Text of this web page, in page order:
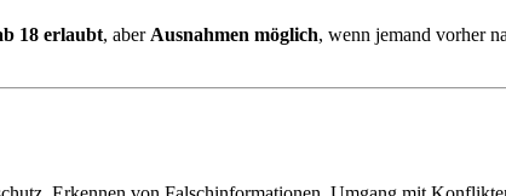
18 erlaubt, aber Ausnahmen möglich, wenn jemand vorher